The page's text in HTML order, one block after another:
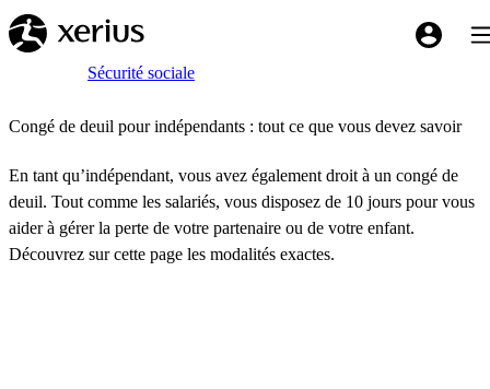
Sauter au contenu principal
My
Breadcrumb
AccueilSécurité sociale
Congé de deuil pour indépendants : tout ce que vous devez savoir
En tant qu’indépendant, vous avez également droit à un congé de
deuil. Tout comme les salariés, vous disposez de 10 jours pour vous
aider à gérer la perte de votre partenaire ou de votre enfant.
Découvrez sur cette page les modalités exactes.